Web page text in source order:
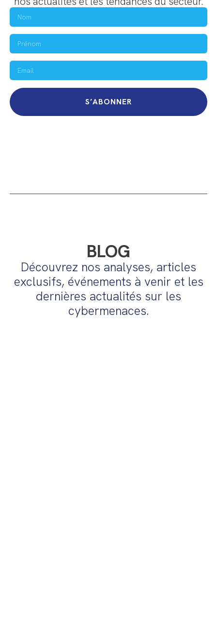
S’ABONNER
BLOG
Découvrez nos analyses, articles
exclusifs, événements à venir et les
dernières actualités sur les
cybermenaces.